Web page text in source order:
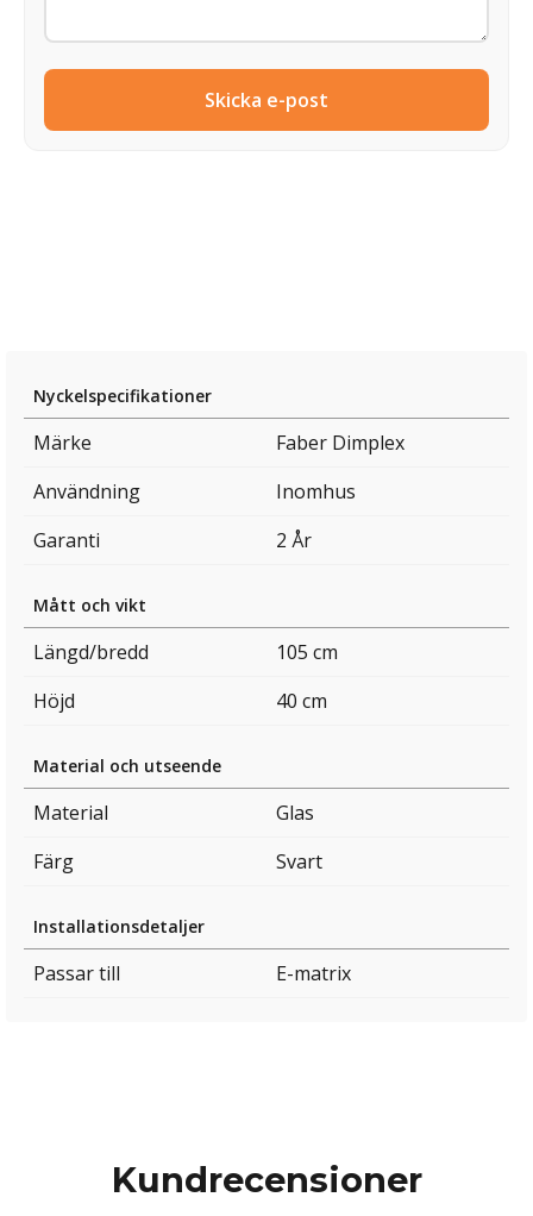
Skicka e-post
Nyckelspecifikationer
Märke
Faber Dimplex
Användning
Inomhus
Garanti
2 År
Mått och vikt
Längd/bredd
105 cm
Höjd
40 cm
Material och utseende
Material
Glas
Färg
Svart
Installationsdetaljer
Passar till E-matrix
Kundrecensioner